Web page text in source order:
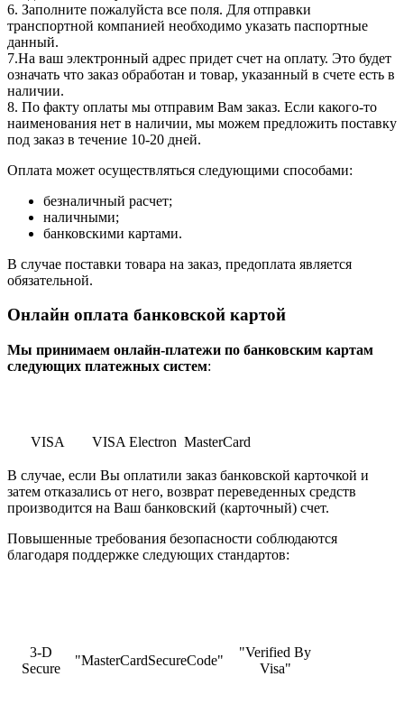
6. Заполните пожалуйста все поля. Для отправки
транспортной компанией необходимо указать паспортные
данный.
7.На ваш электронный адрес придет счет на оплату. Это будет
означать что заказ обработан и товар, указанный в счете есть в
наличии.
8. По факту оплаты мы отправим Вам заказ. Если какого-то
наименования нет в наличии, мы можем предложить поставку
под заказ в течение 10-20 дней.
Оплата может осуществляться следующими способами:
безналичный расчет;
наличными;
банковскими картами.
В случае поставки товара на заказ, предоплата является
обязательной.
Онлайн оплата банковской картой
Мы принимаем онлайн-платежи по банковским картам
cледующих платежных систем:
VISA VISA Electron MasterCard
В случае, если Вы оплатили заказ банковской карточкой и
затем отказались от него, возврат переведенных средств
производится на Ваш банковский (карточный) счет.
Повышенные требования безопасности соблюдаются
благодаря поддержке следующих стандартов:
3-D
Secure
"MasterCardSecureCode"
"Verified By
Visa"